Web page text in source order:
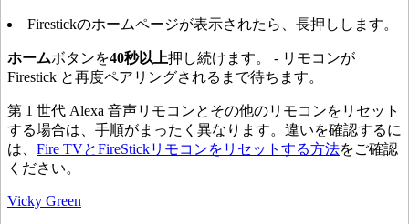
Firestickのホームページが表示されたら、長押しします。
ホームボタンを40秒以上押し続けます。 - リモコンが
Firestick と再度ペアリングされるまで待ちます。
第 1 世代 Alexa 音声リモコンとその他のリモコンをリセット
する場合は、手順がまったく異なります。違いを確認するに
は、 Fire TVとFireStickリモコンをリセットする方法をご確認
ください。
Vicky Green